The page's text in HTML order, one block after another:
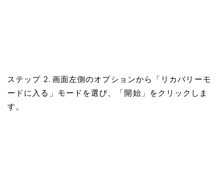
ステップ 2. 画面左側のオプションから「リカバリーモ
ードに入る」モードを選び、「開始」をクリックしま
す。